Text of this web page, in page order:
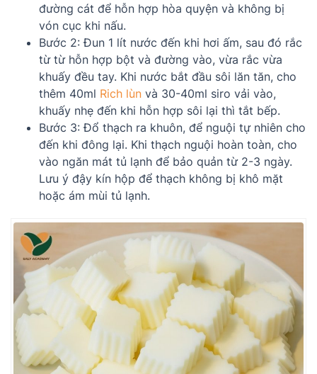
đường cát để hỗn hợp hòa quyện và không bị
vón cục khi nấu.
Bước 2: Đun 1 lít nước đến khi hơi ấm, sau đó rắc
từ từ hỗn hợp bột và đường vào, vừa rắc vừa
khuấy đều tay. Khi nước bắt đầu sôi lăn tăn, cho
thêm 40ml Rich lùn và 30-40ml siro vải vào,
khuấy nhẹ đến khi hỗn hợp sôi lại thì tắt bếp.
Bước 3: Đổ thạch ra khuôn, để nguội tự nhiên cho
đến khi đông lại. Khi thạch nguội hoàn toàn, cho
vào ngăn mát tủ lạnh để bảo quản từ 2-3 ngày.
Lưu ý đậy kín hộp để thạch không bị khô mặt
hoặc ám mùi tủ lạnh.